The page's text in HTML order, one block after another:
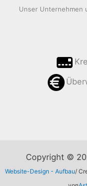
Unser Unternehmen
Copyright ©
Website-Design - Aufbau/